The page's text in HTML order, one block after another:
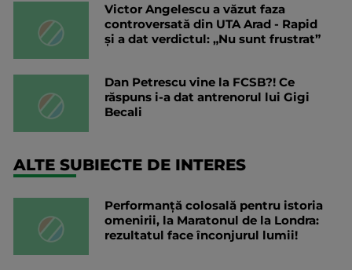
Victor Angelescu a văzut faza
controversată din UTA Arad - Rapid
și a dat verdictul: „Nu sunt frustrat”
Dan Petrescu vine la FCSB?! Ce
răspuns i-a dat antrenorul lui Gigi
Becali
ALTE SUBIECTE DE INTERES
Performanță colosală pentru istoria
omenirii, la Maratonul de la Londra:
rezultatul face înconjurul lumii!